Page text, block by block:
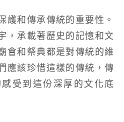
護和傳承傳統的重要性。
，承載著歷史的記憶和文
會和祭典都是對傳統的維
應該珍惜這樣的傳統，傳
受到這份深厚的文化底